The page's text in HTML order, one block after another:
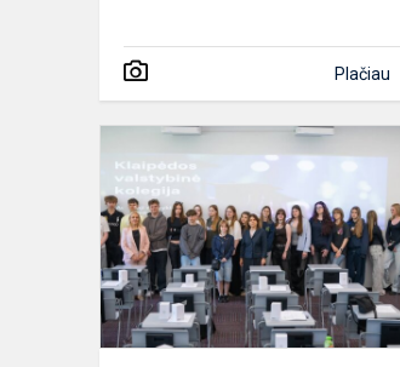
Plačiau